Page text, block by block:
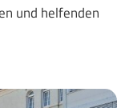
und helfenden